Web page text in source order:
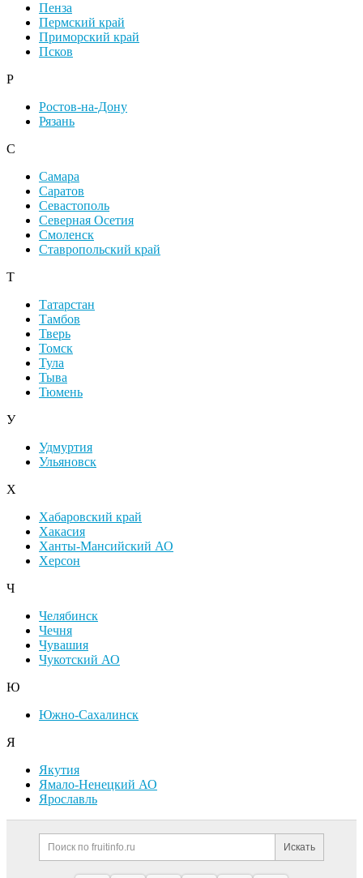
Пенза
Пермский край
Приморский край
Псков
Р
Ростов-на-Дону
Рязань
С
Самара
Саратов
Севастополь
Северная Осетия
Смоленск
Ставропольский край
Т
Татарстан
Тамбов
Тверь
Томск
Тула
Тыва
Тюмень
У
Удмуртия
Ульяновск
Х
Хабаровский край
Хакасия
Ханты-Мансийский АО
Херсон
Ч
Челябинск
Чечня
Чувашия
Чукотский АО
Ю
Южно-Сахалинск
Я
Якутия
Ямало-Ненецкий АО
Ярославль
Дополнительная информация
Поиск по сайту и
Искать